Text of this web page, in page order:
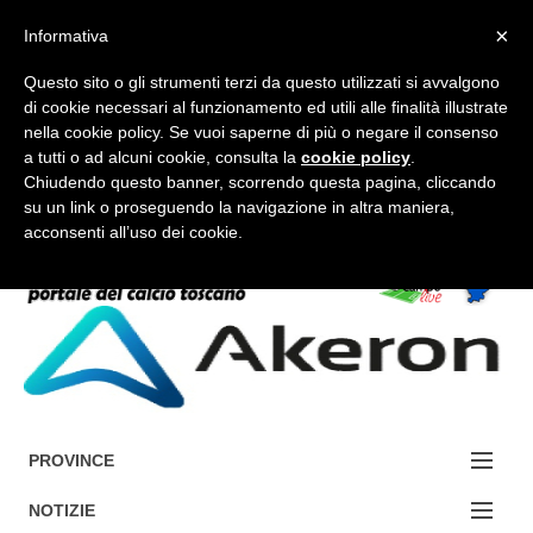
FORUM-ACCEDI
Accedi / Registrati
PROVINCE
EDIZIONE:
NOTIZIE
×
Informativa
Questo sito o gli strumenti terzi da questo utilizzati si avvalgono
di cookie necessari al funzionamento ed utili alle finalità illustrate
nella cookie policy. Se vuoi saperne di più o negare il consenso
a tutti o ad alcuni cookie, consulta la cookie policy
Chiudendo questo banner, scorrendo questa pagina, cliccando
su un link o proseguendo la navigazione in altra maniera,
acconsenti all’uso dei cookie.